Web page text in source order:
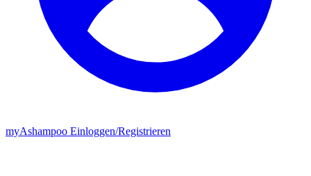
myAshampoo Einloggen/Registrieren